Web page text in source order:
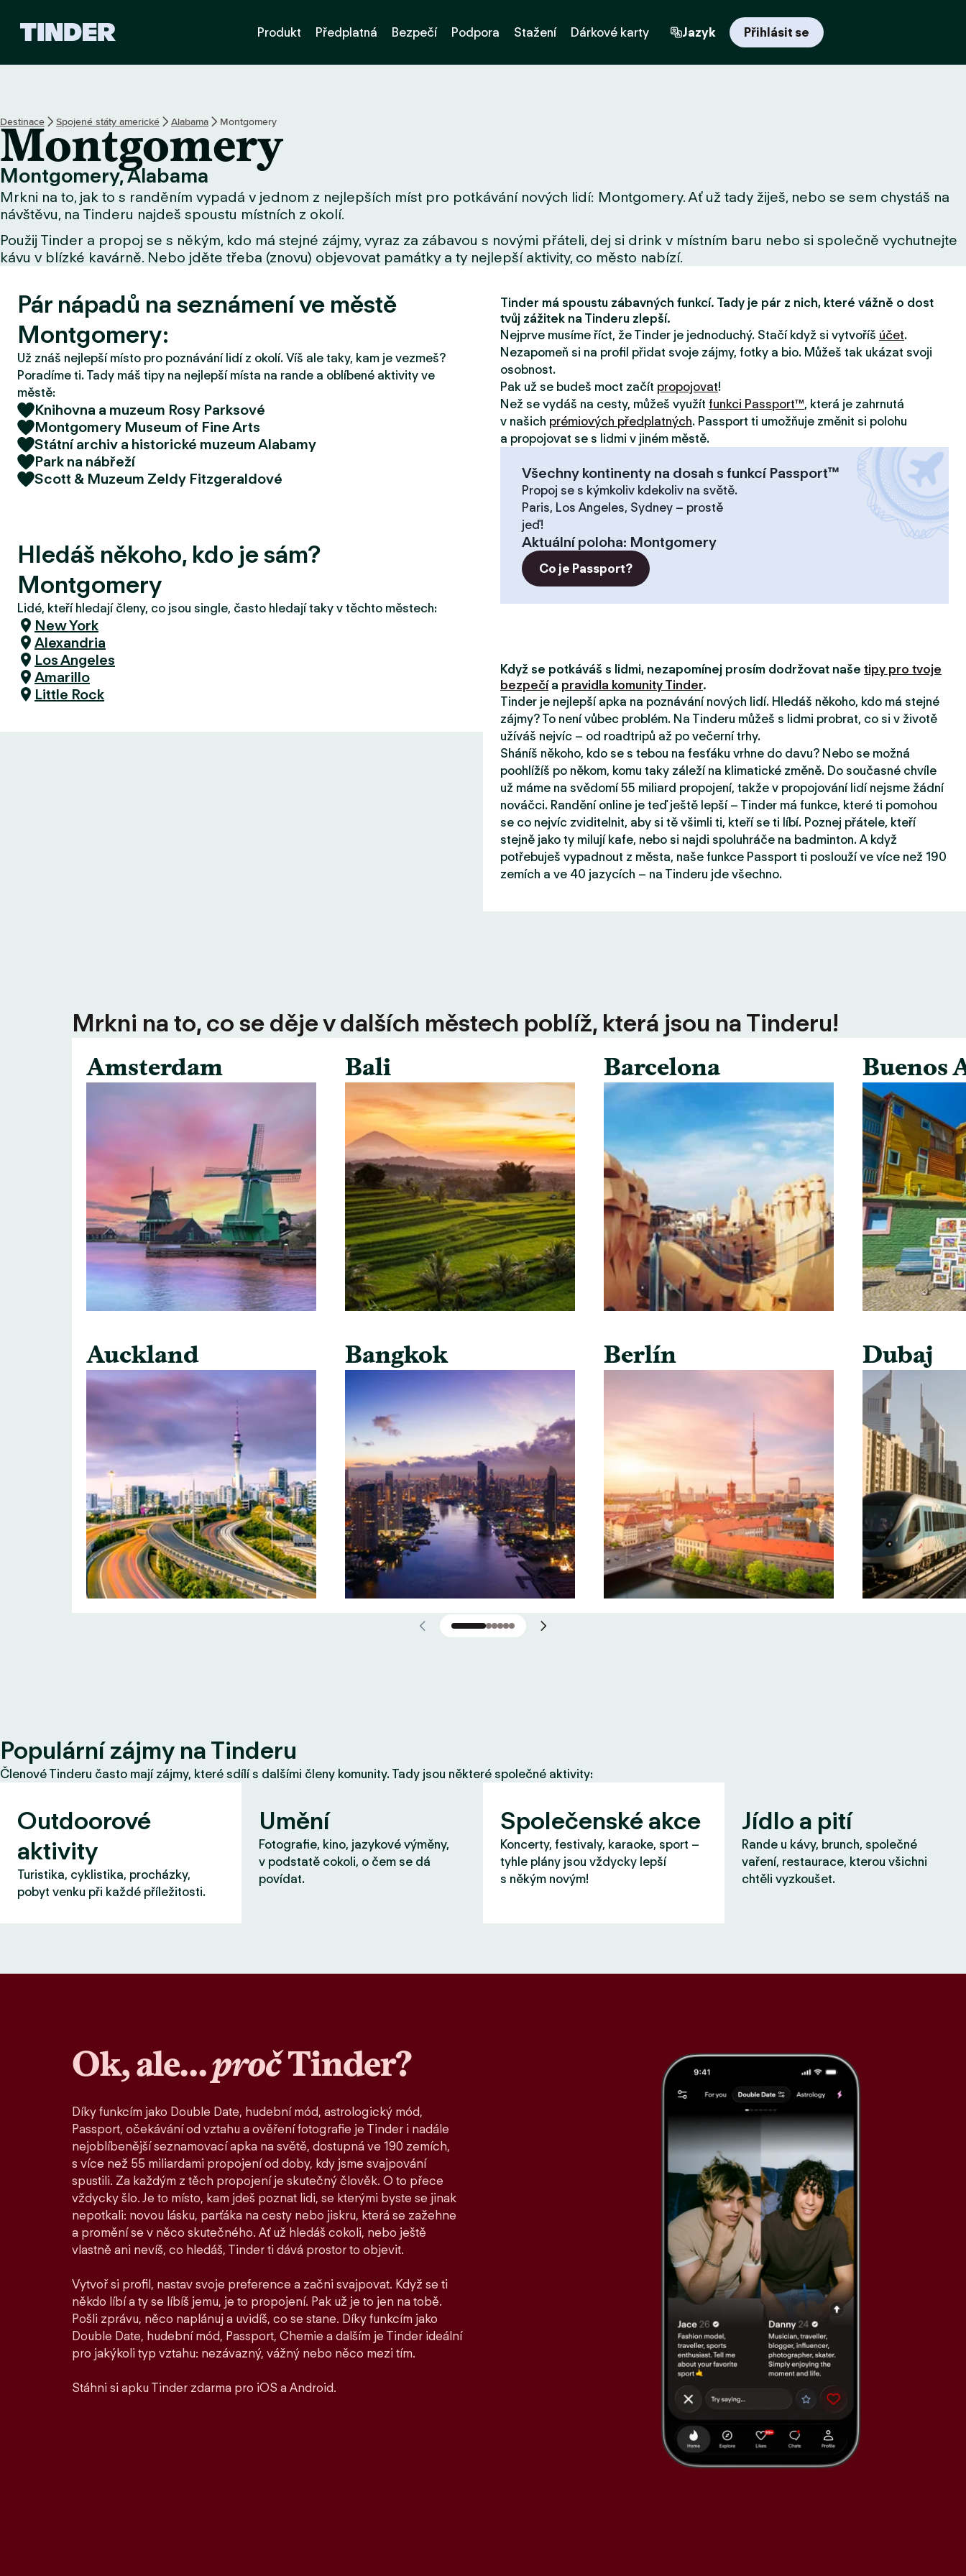
k
s
t
r
á
n
a
T
d
e
r
u
Produkt Předplatná Bezpečí Podpora Stažení Dárkové karty Jazyk Přihlásit se
Destinace Spojené státy americké Alabama Montgomery
Montgomery
Montgomery, Alabama
Mrkni na to, jak to s randěním vypadá v jednom z nejlepších míst pro potkávání nových lidí: Montgomery. Ať už tady žiješ, nebo se sem chystáš na
návštěvu, na Tinderu najdeš spoustu místních z okolí.
Použij Tinder a propoj se s někým, kdo má stejné zájmy, vyraz za zábavou s novými přáteli, dej si drink v místním baru nebo si společně vychutnejte
kávu v blízké kavárně. Nebo jděte třeba (znovu) objevovat památky a ty nejlepší aktivity, co město nabízí.
Pár nápadů na seznámení ve městě
Montgomery:
Už znáš nejlepší místo pro poznávání lidí z okolí. Víš ale taky, kam je vezmeš?
Poradíme ti. Tady máš tipy na nejlepší místa na rande a oblíbené aktivity ve
městě:
Knihovna a muzeum Rosy Parksové
Montgomery Museum of Fine Arts
Státní archiv a historické muzeum Alabamy
Park na nábřeží
Scott & Muzeum Zeldy Fitzgeraldové
Hledáš někoho, kdo je sám?
Montgomery
Lidé, kteří hledají členy, co jsou single, často hledají taky v těchto městech:
New York
Alexandria
Los Angeles
Amarillo
Little Rock
Tinder má spoustu zábavných funkcí. Tady je pár z nich, které vážně o dost
tvůj zážitek na Tinderu zlepší.
Nejprve musíme říct, že Tinder je jednoduchý. Stačí když si vytvoříš účet.
Nezapomeň si na profil přidat svoje zájmy, fotky a bio. Můžeš tak ukázat svoji
osobnost.
Pak už se budeš moct začít propojovat!
Než se vydáš na cesty, můžeš využít funkci Passport™, která je zahrnutá
v našich prémiových předplatných. Passport ti umožňuje změnit si polohu
a propojovat se s lidmi v jiném městě.
Všechny kontinenty na dosah s funkcí Passport™
Propoj se s kýmkoliv kdekoliv na světě.
Paris, Los Angeles, Sydney – prostě
jeď!
Aktuální poloha: Montgomery
Co je Passport?
Když se potkáváš s lidmi, nezapomínej prosím dodržovat naše tipy pro tvoje
bezpečía pravidla komunity Tinder.
Tinder je nejlepší apka na poznávání nových lidí. Hledáš někoho, kdo má stejné
zájmy? To není vůbec problém. Na Tinderu můžeš s lidmi probrat, co si v životě
užíváš nejvíc – od roadtripů až po večerní trhy.
Sháníš někoho, kdo se s tebou na fesťáku vrhne do davu? Nebo se možná
poohlížíš po někom, komu taky záleží na klimatické změně. Do současné chvíle
už máme na svědomí 55 miliard propojení, takže v propojování lidí nejsme žádní
nováčci. Randění online je teď ještě lepší – Tinder má funkce, které ti pomohou
se co nejvíc zviditelnit, aby si tě všimli ti, kteří se ti líbí. Poznej přátele, kteří
stejně jako ty milují kafe, nebo si najdi spoluhráče na badminton. A když
potřebuješ vypadnout z města, naše funkce Passport ti poslouží ve více než 190
zemích a ve 40 jazycích – na Tinderu jde všechno.
Mrkni na to, co se děje v dalších městech poblíž, která jsou na Tinderu!
Amsterdam
Auckland
Bali
Bangkok
Barcelona
Berlín
Buenos
Dubaj
Populární zájmy na Tinderu
Členové Tinderu často mají zájmy, které sdílí s dalšími členy komunity. Tady jsou některé společné aktivity:
Outdoorové
aktivity
Turistika, cyklistika, procházky,
pobyt venku při každé příležitosti.
Umění
Fotografie, kino, jazykové výměny,
v podstatě cokoli, o čem se dá
povídat.
Společenské akce
Koncerty, festivaly, karaoke, sport –
tyhle plány jsou vždycky lepší
s někým novým!
Jídlo a pití
Rande u kávy, brunch, společné
vaření, restaurace, kterou všichni
chtěli vyzkoušet.
Ok, ale…pročTinder?
Díky funkcím jako Double Date, hudební mód, astrologický mód,
Passport, očekávání od vztahu a ověření fotografie je Tinder i nadále
nejoblíbenější seznamovací apka na světě, dostupná ve 190 zemích,
s více než 55 miliardami propojení od doby, kdy jsme svajpování
spustili. Za každým z těch propojení je skutečný člověk. O to přece
vždycky šlo. Je to místo, kam jdeš poznat lidi, se kterými byste se jinak
nepotkali: novou lásku, parťáka na cesty nebo jiskru, která se zažehne
a promění se v něco skutečného. Ať už hledáš cokoli, nebo ještě
vlastně ani nevíš, co hledáš, Tinder ti dává prostor to objevit.
Vytvoř si profil, nastav svoje preference a začni svajpovat. Když se ti
někdo líbí a ty se líbíš jemu, je to propojení. Pak už je to jen na tobě.
Pošli zprávu, něco naplánuj a uvidíš, co se stane. Díky funkcím jako
Double Date, hudební mód, Passport, Chemie a dalším je Tinder ideální
pro jakýkoli typ vztahu: nezávazný, vážný nebo něco mezi tím.
Stáhni si apku Tinder zdarma pro iOS a Android.